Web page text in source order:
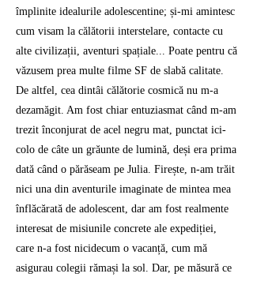
împlinite idealurile adolescentine; și-mi amintesc
cum visam la călătorii interstelare, contacte cu
alte civilizații, aventuri spațiale... Poate pentru că
văzusem prea multe filme SF de slabă calitate.
De altfel, cea dintâi călătorie cosmică nu m-a
dezamăgit. Am fost chiar entuziasmat când m-am
trezit înconjurat de acel negru mat, punctat ici-
colo de câte un grăunte de lumină, deși era prima
dată când o părăseam pe Julia. Firește, n-am trăit
nici una din aventurile imaginate de mintea mea
înflăcărată de adolescent, dar am fost realmente
interesat de misiunile concrete ale expediției,
care n-a fost nicidecum o vacanță, cum mă
asigurau colegii rămași la sol. Dar, pe măsură ce